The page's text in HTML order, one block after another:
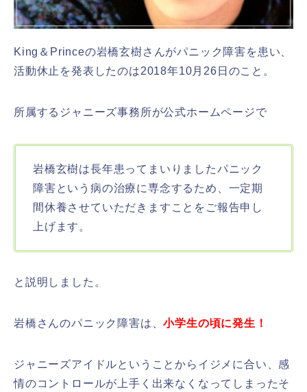
King＆Princeの岩橋玄樹さんがパニック障害を患い、
活動休止を発表したのは2018年10月26日のこと。
所属するジャニーズ事務所が公式ホームページで
岩橋玄樹は長年患ってまいりましたパニック
障害という病の治療に専念するため、一定期
間休養させていただきますことをご報告申し
上げます。
と説明しました。
岩橋さんのパニック障害は、小学生の頃に発生！
ジャニーズアイドルということからイジメに合い、感
情のコントロールが上手く出来なくなってしまったそ